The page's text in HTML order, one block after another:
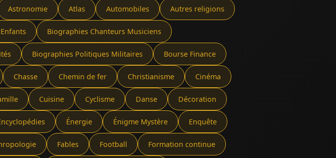
Astronomie Atlas Automobiles Autres religions
Biographies Chanteurs Musiciens
Biographies Politiques Militaires Bourse Finance
Chasse Chemin de fer Christianisme Cinéma
Cuisine Cyclisme Danse Décoration
Énergie Énigme Mystère Enquête
Fables Football Formation continue